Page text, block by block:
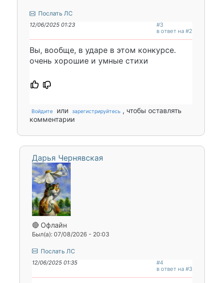
Послать ЛС
12/06/2025 01:23
#3
в ответ на #2
Вы, вообще, в ударе в этом конкурсе.
очень хорошие и умные стихи
Войдите или зарегистрируйтесь , чтобы оставлять
комментарии
Дарья Чернявская
🔴 Офлайн
Был(а): 07/08/2026 - 20:03
Послать ЛС
12/06/2025 01:35
#4
в ответ на #3